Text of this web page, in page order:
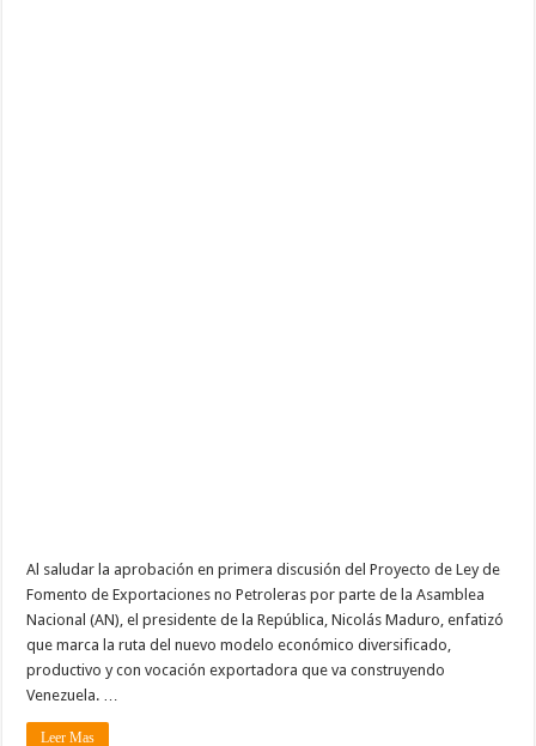
Al saludar la aprobación en primera discusión del Proyecto de Ley de
Fomento de Exportaciones no Petroleras por parte de la Asamblea
Nacional (AN), el presidente de la República, Nicolás Maduro, enfatizó
que marca la ruta del nuevo modelo económico diversificado,
productivo y con vocación exportadora que va construyendo
Venezuela. …
Leer Mas